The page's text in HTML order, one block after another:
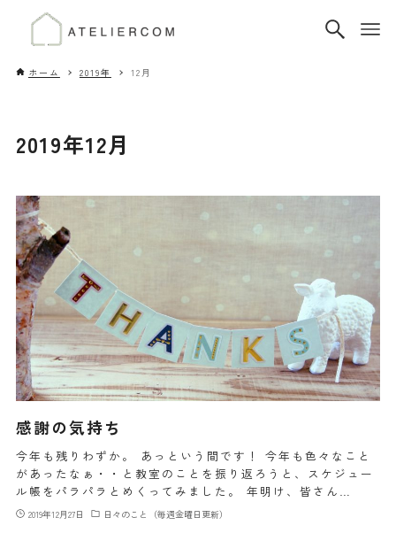
ホーム 2019年 12月
2019年12月
感謝の気持ち
今年も残りわずか。 あっという間です！ 今年も色々なこと
があったなぁ・・と教室のことを振り返ろうと、スケジュー
ル帳をパラパラとめくってみました。 年明け、皆さん…
2019年12月27日 日々のこと（毎週金曜日更新）